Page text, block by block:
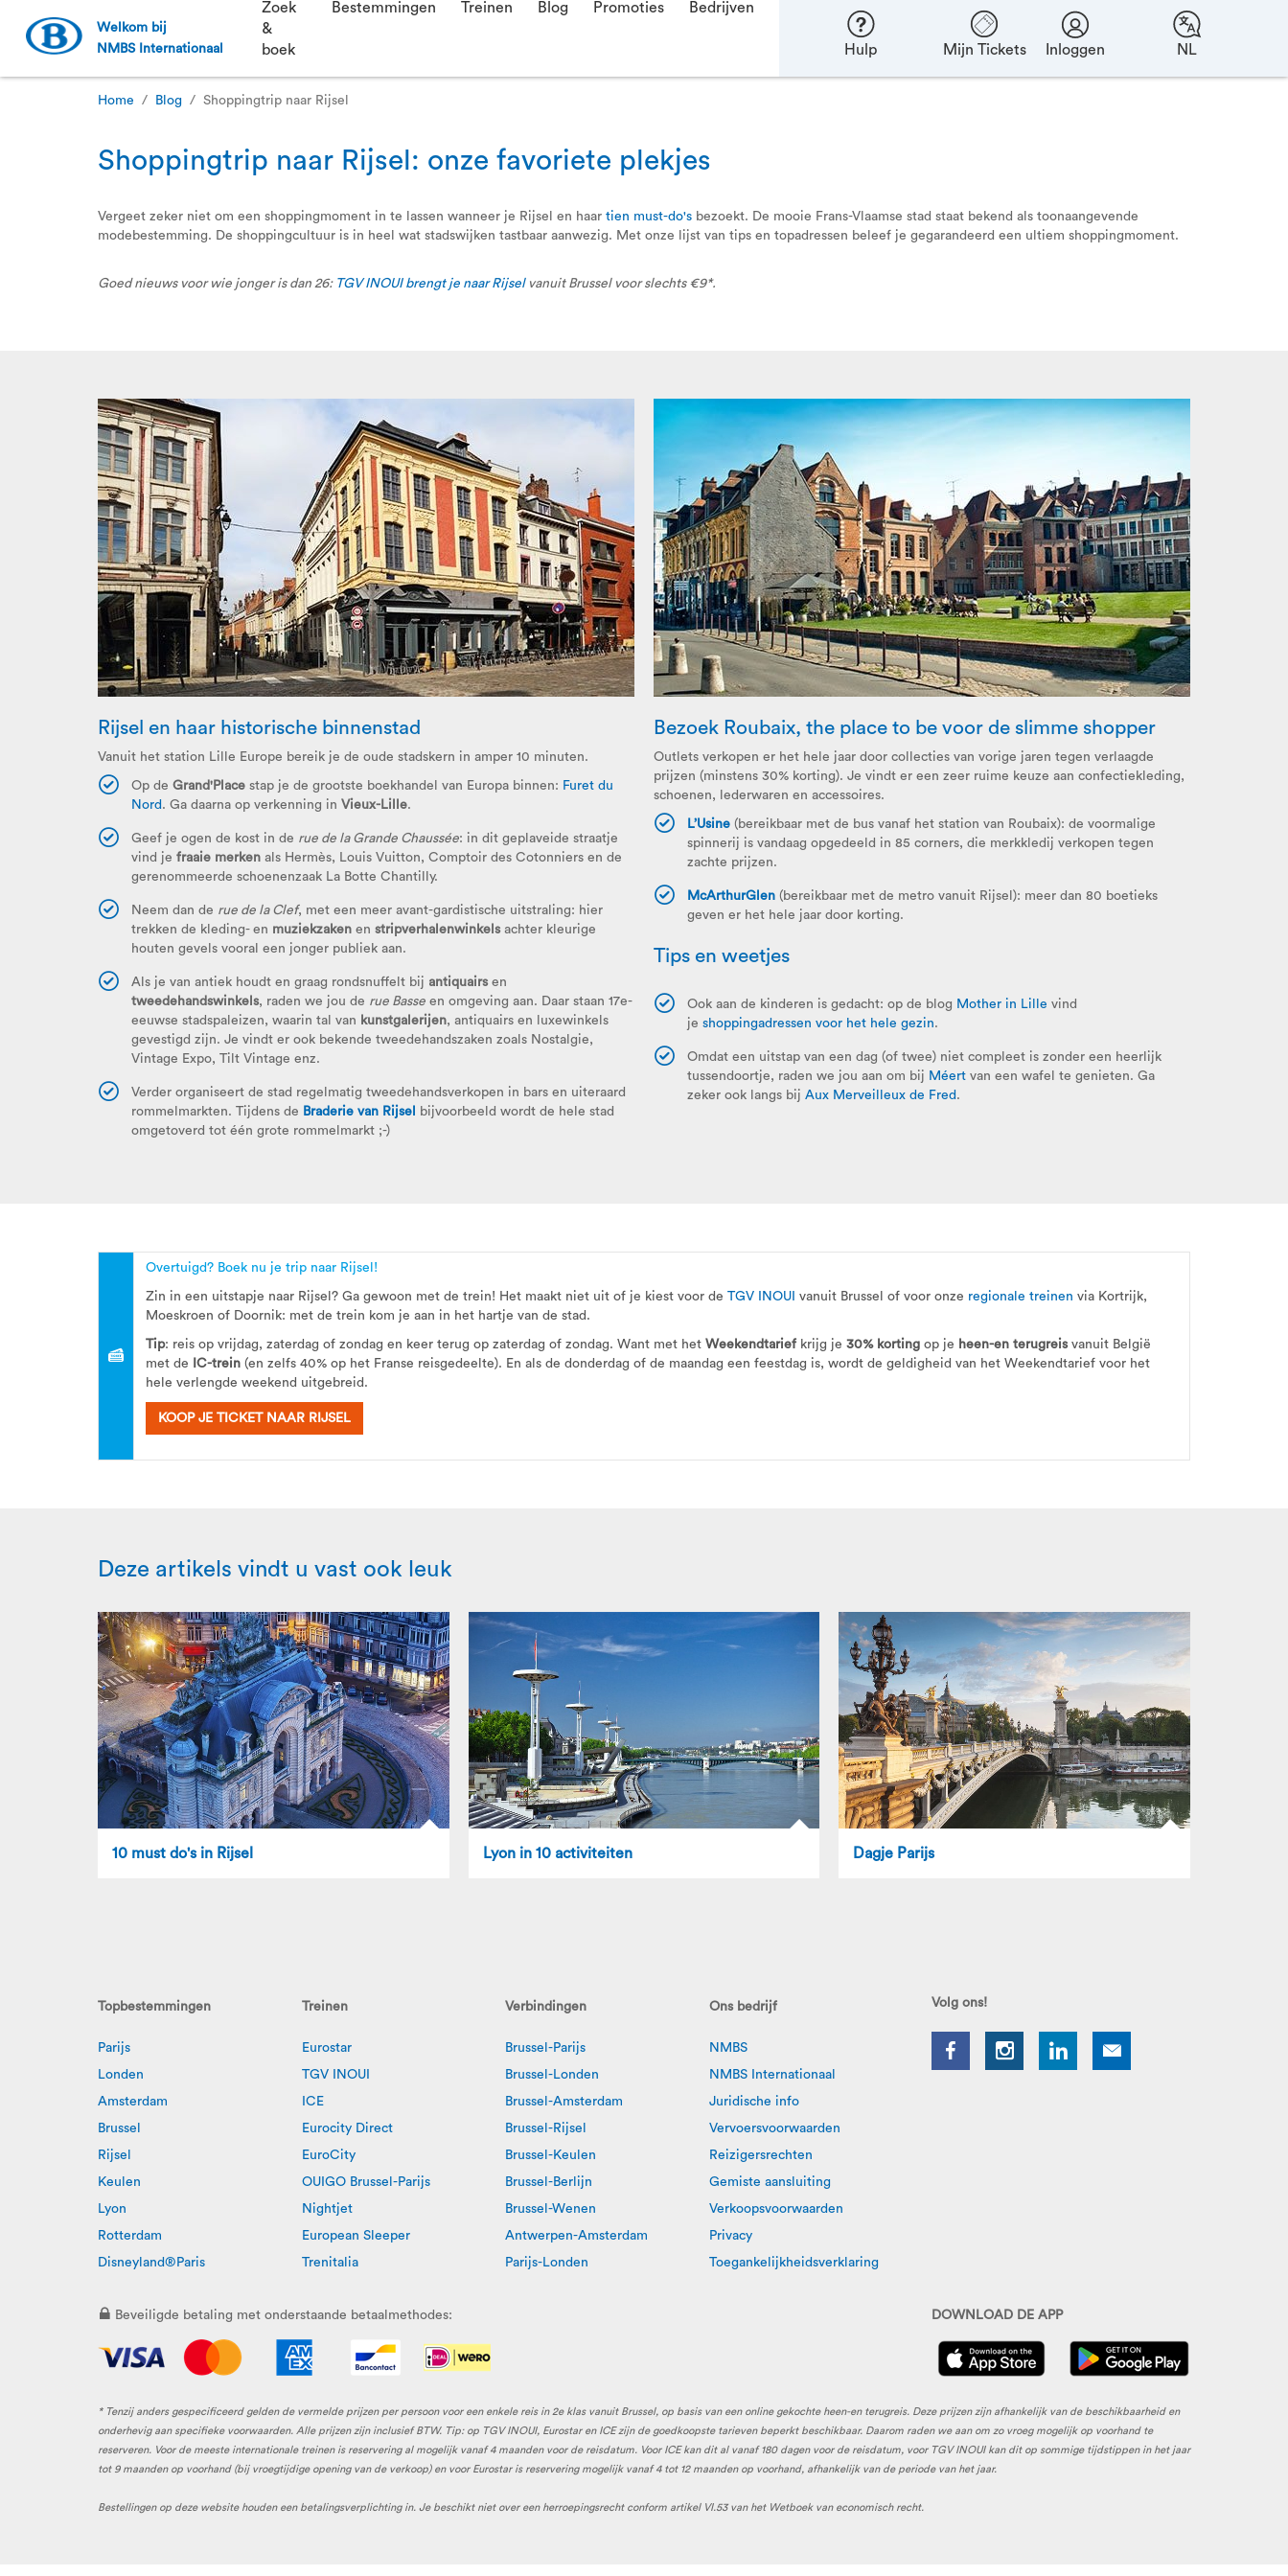
Welkom bij
NMBS Internationaal
Zoek
&
boek
Bestemmingen Treinen Blog Promoties Bedrijven
Hulp Mijn Tickets Inloggen NL
Home Blog Shoppingtrip naar Rijsel
Shoppingtrip naar Rijsel: onze favoriete plekjes
Vergeet zeker niet om een shoppingmoment in te lassen wanneer je Rijsel en haar tien must-do's bezoekt. De mooie Frans-Vlaamse stad staat bekend als toonaangevende
modebestemming. De shoppingcultuur is in heel wat stadswijken tastbaar aanwezig. Met onze lijst van tips en topadressen beleef je gegarandeerd een ultiem shoppingmoment.
Goed nieuws voor wie jonger is dan 26: TGV INOUI brengt je naar Rijselvanuit Brussel voor slechts €9*.
Rijsel en haar historische binnenstad
Vanuit het station Lille Europe bereik je de oude stadskern in amper 10 minuten.
Op de Grand'Place stap je de grootste boekhandel van Europa binnen: Furet du
Nord . Ga daarna op verkenning in Vieux-Lille.
Geef je ogen de kost in de rue de la Grande Chaussée: in dit geplaveide straatje
vind je fraaie merken als Hermès, Louis Vuitton, Comptoir des Cotonniers en de
gerenommeerde schoenenzaak La Botte Chantilly.
Neem dan de rue de la Clef, met een meer avant-gardistische uitstraling: hier
trekken de kleding- en muziekzaken en stripverhalenwinkelsachter kleurige
houten gevels vooral een jonger publiek aan.
Als je van antiek houdt en graag rondsnuffelt bij antiquairsen
tweedehandswinkels, raden we jou de rue Basse en omgeving aan. Daar staan 17e-
eeuwse stadspaleizen, waarin tal van kunstgalerijen, antiquairs en luxewinkels
gevestigd zijn. Je vindt er ook bekende tweedehandszaken zoals Nostalgie,
Vintage Expo, Tilt Vintage enz.
Verder organiseert de stad regelmatig tweedehandsverkopen in bars en uiteraard
rommelmarkten. Tijdens de Braderie van Rijsel
bijvoorbeeld wordt de hele stad
omgetoverd tot één grote rommelmarkt ;-)
Bezoek Roubaix, the place to be voor de slimme shopper
Outlets verkopen er het hele jaar door collecties van vorige jaren tegen verlaagde
prijzen (minstens 30% korting). Je vindt er een zeer ruime keuze aan confectiekleding,
schoenen, lederwaren en accessoires.
L’Usine (bereikbaar met de bus vanaf het station van Roubaix): de voormalige
spinnerij is vandaag opgedeeld in 85 corners, die merkkledij verkopen tegen
zachte prijzen.
McArthurGlen (bereikbaar met de metro vanuit Rijsel): meer dan 80 boetieks
geven er het hele jaar door korting.
Tips en weetjes
Ook aan de kinderen is gedacht: op de blog Mother in Lille vind
je shoppingadressen voor het hele gezin.
Omdat een uitstap van een dag (of twee) niet compleet is zonder een heerlijk
tussendoortje, raden we jou aan om bij Méert van een wafel te genieten. Ga
zeker ook langs bij Aux Merveilleux de Fred .
Overtuigd? Boek nu je trip naar Rijsel!
Zin in een uitstapje naar Rijsel? Ga gewoon met de trein! Het maakt niet uit of je kiest voor de TGV INOUI vanuit Brussel of voor onze regionale treinen via Kortrijk,
Moeskroen of Doornik: met de trein kom je aan in het hartje van de stad.
Tip: reis op vrijdag, zaterdag of zondag en keer terug op zaterdag of zondag. Want met het Weekendtarief krijg je 30% korting op je heen-en terugreisvanuit België
met de
IC-trein (en zelfs 40% op het Franse reisgedeelte). En als de donderdag of de maandag een feestdag is, wordt de geldigheid van het Weekendtarief voor het
hele verlengde weekend uitgebreid.
KOOP JE TICKET NAAR RIJSEL
Deze artikels vindt u vast ook leuk
10 must do's in Rijsel Lyon in 10 activiteiten Dagje Parijs
Topbestemmingen
Parijs
Londen
Amsterdam
Brussel
Rijsel
Keulen
Lyon
Rotterdam
Disneyland®Paris
Treinen
Eurostar
TGV INOUI
ICE
Eurocity Direct
EuroCity
OUIGO Brussel-Parijs
Nightjet
European Sleeper
Trenitalia
Verbindingen
Brussel-Parijs
Brussel-Londen
Brussel-Amsterdam
Brussel-Rijsel
Brussel-Keulen
Brussel-Berlijn
Brussel-Wenen
Antwerpen-Amsterdam
Parijs-Londen
Ons bedrijf
NMBS
NMBS Internationaal
Juridische info
Vervoersvoorwaarden
Reizigersrechten
Gemiste aansluiting
Verkoopsvoorwaarden
Privacy
Toegankelijkheidsverklaring
Volg ons!
Beveiligde betaling met onderstaande betaalmethodes: DOWNLOAD DE APP
* Tenzij anders gespecificeerd gelden de vermelde prijzen per persoon voor een enkele reis in 2e klas vanuit Brussel, op basis van een online gekochte heen-en terugreis. Deze prijzen zijn afhankelijk van de beschikbaarheid en
onderhevig aan specifieke voorwaarden. Alle prijzen zijn inclusief BTW. Tip: op TGV INOUI, Eurostar en ICE zijn de goedkoopste tarieven beperkt beschikbaar. Daarom raden we aan om zo vroeg mogelijk op voorhand te
reserveren. Voor de meeste internationale treinen is reservering al mogelijk vanaf 4 maanden voor de reisdatum. Voor ICE kan dit al vanaf 180 dagen voor de reisdatum, voor TGV INOUI kan dit op sommige tijdstippen in het jaar
tot 9 maanden op voorhand (bij vroegtijdige opening van de verkoop) en voor Eurostar is reservering mogelijk vanaf 4 tot 12 maanden op voorhand, afhankelijk van de periode van het jaar.
Bestellingen op deze website houden een betalingsverplichting in. Je beschikt niet over een herroepingsrecht conform artikel VI.53 van het Wetboek van economisch recht.